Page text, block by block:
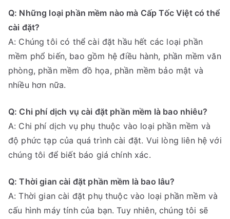
Q: Những loại phần mềm nào mà Cấp Tốc Việt có thể
cài đặt?
A: Chúng tôi có thể cài đặt hầu hết các loại phần
mềm phổ biến, bao gồm hệ điều hành, phần mềm văn
phòng, phần mềm đồ họa, phần mềm bảo mật và
nhiều hơn nữa.
Q: Chi phí dịch vụ cài đặt phần mềm là bao nhiêu?
A: Chi phí dịch vụ phụ thuộc vào loại phần mềm và
độ phức tạp của quá trình cài đặt. Vui lòng liên hệ với
chúng tôi để biết báo giá chính xác.
Q: Thời gian cài đặt phần mềm là bao lâu?
A: Thời gian cài đặt phụ thuộc vào loại phần mềm và
cấu hình máy tính của bạn. Tuy nhiên, chúng tôi sẽ